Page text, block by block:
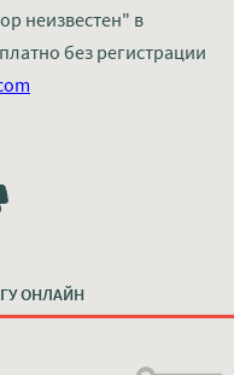
неизвестен" в
без регистрации
ОНЛАЙН